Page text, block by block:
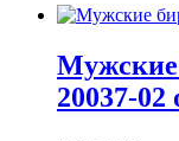
Мужские
20037-02